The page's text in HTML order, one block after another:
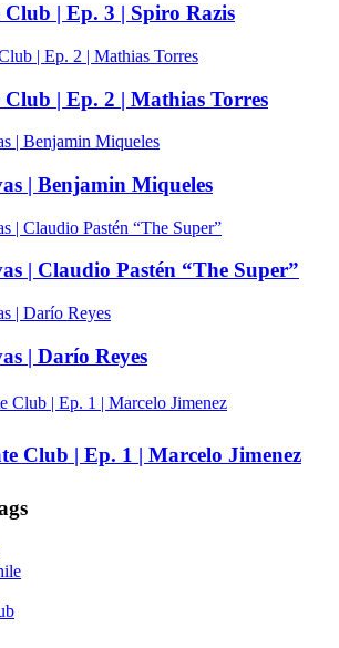
| Ep. 3 | Spiro Razis
| Ep. 2 | Mathias Torres
| Benjamin Miqueles
| Claudio Pastén “The Super”
| Darío Reyes
Club | Ep. 1 | Marcelo Jimenez